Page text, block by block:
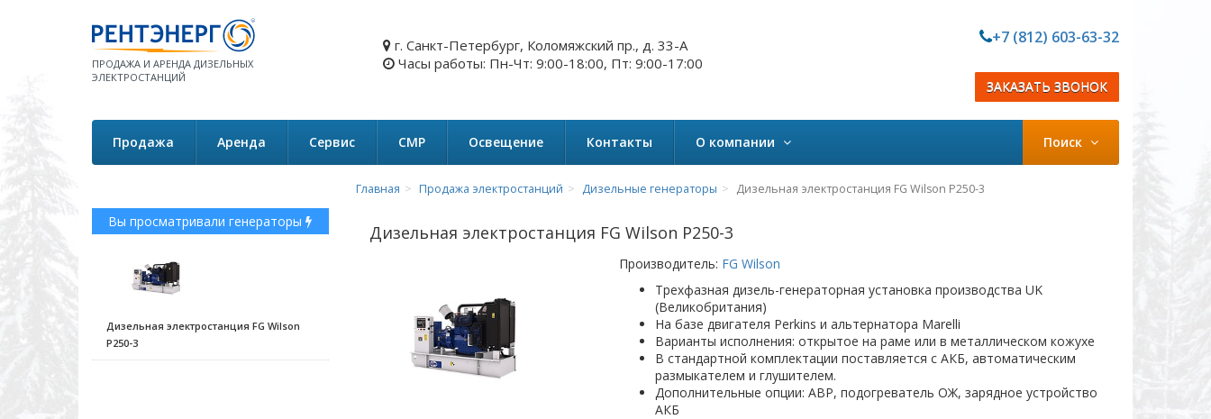
ПРОДАЖА И АРЕНДА ДИЗЕЛЬНЫХ
ЭЛЕКТРОСТАНЦИЙ
г. Санкт-Петербург, Коломяжский пр., д. 33-А
Часы работы: Пн-Чт: 9:00-18:00, Пт: 9:00-17:00
+7 (812) 603-63-32
ЗАКАЗАТЬ ЗВОНОК
Продажа Аренда Сервис СМР Освещение Контакты О компании Поиск
Вы просматривали генераторы
Дизельная электростанция FG Wilson
P250-3
Главная Продажа электростанций Дизельные генераторы Дизельная электростанция FG Wilson P250-3
Дизельная электростанция FG Wilson P250-3
Производитель: FG Wilson
Трехфазная дизель-генераторная установка производства UK
(Великобритания)
На базе двигателя Perkins и альтернатора Marelli
Варианты исполнения: открытое на раме или в металлическом кожухе
В стандартной комплектации поставляется с АКБ, автоматическим
размыкателем и глушителем.
Дополнительные опции: АВР, подогреватель ОЖ, зарядное устройство
АКБ